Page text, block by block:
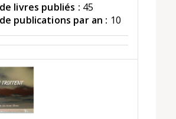
livres publiés : 45
publications par an : 10